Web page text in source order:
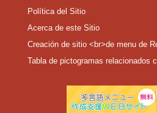
Política del Sitio
Acerca de este Sitio
Creación de sitio <br>de menu de
Tabla de pictogramas relacionados